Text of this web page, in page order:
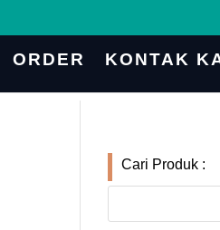
ORDER KONTAK
Cari Produk :